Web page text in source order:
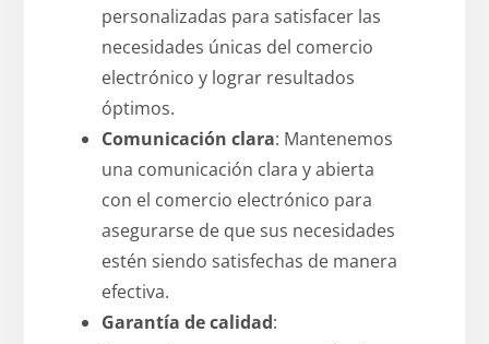
personalizadas para satisfacer las
necesidades únicas del comercio
electrónico y lograr resultados
óptimos.
Comunicación clara: Mantenemos
una comunicación clara y abierta
con el comercio electrónico para
asegurarse de que sus necesidades
estén siendo satisfechas de manera
efectiva.
Garantía de calidad: